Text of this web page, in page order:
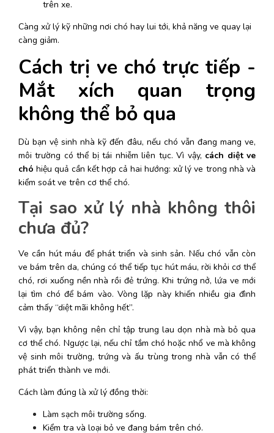
trên xe.
Càng xử lý kỹ những nơi chó hay lui tới, khả năng ve quay lại
càng giảm.
Cách trị ve chó trực tiếp -
Mắt xích quan trọng
không thể bỏ qua
Dù bạn vệ sinh nhà kỹ đến đâu, nếu chó vẫn đang mang ve,
môi trường có thể bị tái nhiễm liên tục. Vì vậy, cách diệt ve
chó hiệu quả cần kết hợp cả hai hướng: xử lý ve trong nhà và
kiểm soát ve trên cơ thể chó.
Tại sao xử lý nhà không thôi
chưa đủ?
Ve cần hút máu để phát triển và sinh sản. Nếu chó vẫn còn
ve bám trên da, chúng có thể tiếp tục hút máu, rời khỏi cơ thể
chó, rơi xuống nền nhà rồi đẻ trứng. Khi trứng nở, lứa ve mới
lại tìm chó để bám vào. Vòng lặp này khiến nhiều gia đình
cảm thấy “diệt mãi không hết”.
Vì vậy, bạn không nên chỉ tập trung lau dọn nhà mà bỏ qua
cơ thể chó. Ngược lại, nếu chỉ tắm chó hoặc nhổ ve mà không
vệ sinh môi trường, trứng và ấu trùng trong nhà vẫn có thể
phát triển thành ve mới.
Cách làm đúng là xử lý đồng thời:
Làm sạch môi trường sống.
Kiểm tra và loại bỏ ve đang bám trên chó.